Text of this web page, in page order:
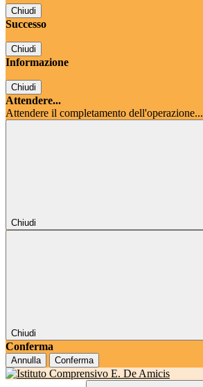
Chiudi
Successo
Chiudi
Informazione
Chiudi
Attendere...
Attendere il completamento dell'operazione...
Chiudi
Chiudi
Conferma
Annulla Conferma